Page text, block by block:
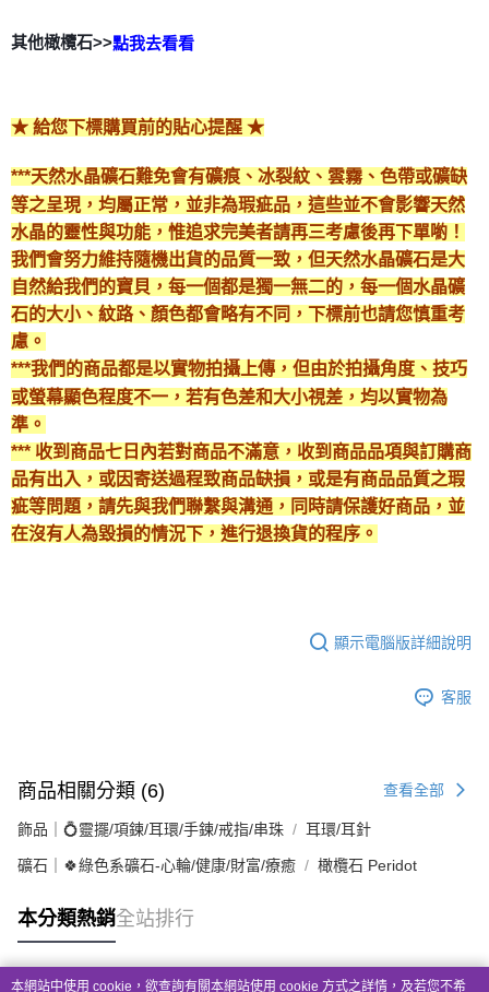
其他橄欖石>>點我去看看
★ 給您下標購買前的貼心提醒 ★
***天然水晶礦石難免會有礦痕、冰裂紋、雲霧、色帶或礦缺
等之呈現，均屬正常，並非為瑕疵品，這些並不會影響天然
水晶的靈性與功能，惟追求完美者請再三考慮後再下單喲！
我們會努力維持隨機出貨的品質一致，但天然水晶礦石是大
自然給我們的寶貝，每一個都是獨一無二的，每一個水晶礦
石的大小、紋路、顏色都會略有不同，下標前也請您慎重考
慮。
***我們的商品都是以實物拍攝上傳，但由於拍攝角度、技巧
或螢幕顯色程度不一，若有色差和大小視差，均以實物為
準。
*** 收到商品七日內若對商品不滿意，收到商品品項與訂購商
品有出入，或因寄送過程致商品缺損，或是有商品品質之瑕
疵等問題，請先與我們聯繫與溝通，同時請保護好商品，並
在沒有人為毀損的情況下，進行退換貨的程序。
顯示電腦版詳細說明
客服
商品相關分類 (6) 查看全部
飾品｜💍靈擺/項鍊/耳環/手鍊/戒指/串珠 耳環/耳針
礦石｜🍀綠色系礦石-心輪/健康/財富/療癒 橄欖石 Peridot
本分類熱銷全站排行
本網站中使用 cookie，欲查詢有關本網站使用 cookie 方式之詳情，及若您不希